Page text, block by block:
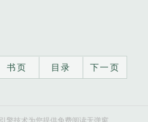
书页 目录 下一页
擎技术为您提供免费阅读无弹窗